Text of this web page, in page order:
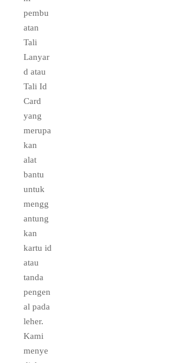
pembu
atan
Tali
Lanyar
d atau
Tali Id
Card
yang
merupa
kan
alat
bantu
untuk
mengg
antung
kan
kartu id
atau
tanda
pengen
al pada
leher.
Kami
menye